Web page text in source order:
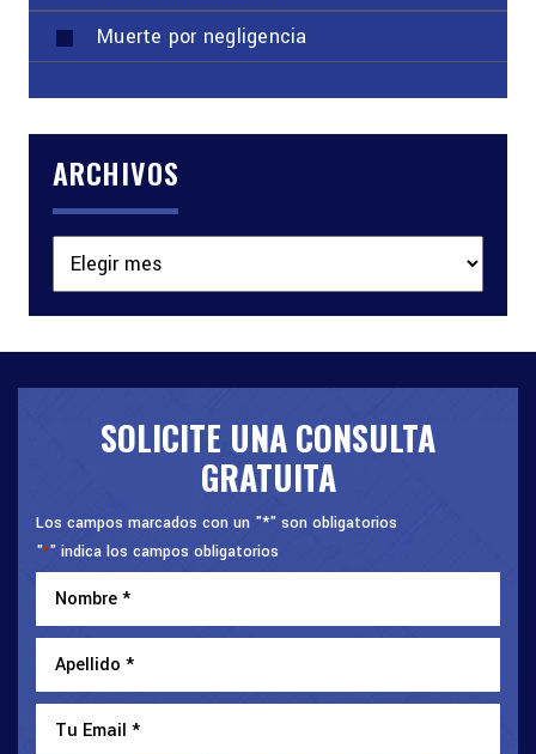
Muerte por negligencia
ARCHIVOS
SOLICITE UNA CONSULTA
GRATUITA
Los campos marcados con un "*" son obligatorios
"*" indica los campos obligatorios